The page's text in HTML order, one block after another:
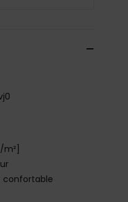
confortable